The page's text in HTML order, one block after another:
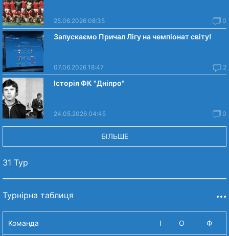
25.06.2026 08:35 0
Запускаємо Причал Лігу на чемпіонат світу!
07.06.2026 18:47 2
Історія ФК "Дніпро"
24.05.2026 04:45 0
БІЛЬШЕ
31 Тур
Турнірна таблиця
Команда І О Ф